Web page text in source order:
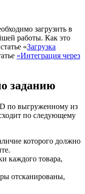
загрузить в
работы. Как это
«Загрузка
«Интеграция через
заданию
по выгруженному из
по следующему
которого должно
каждого товара,
отсканированы,